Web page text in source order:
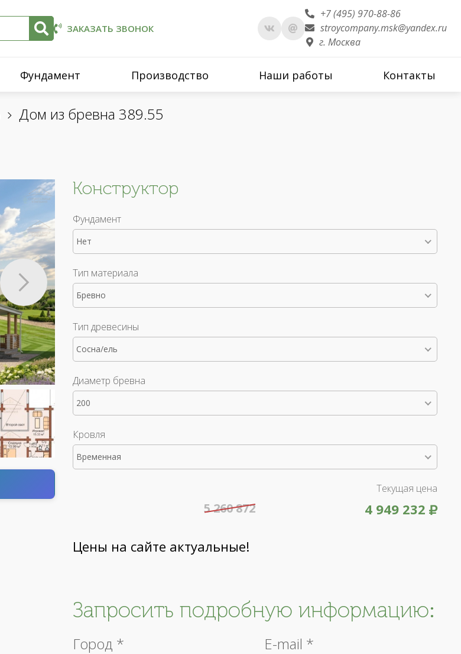
ЗАКАЗАТЬ ЗВОНОК
+7 (495) 970-88-86
stroycompany.msk@yandex.ru
г. Москва
Фундамент Производство Наши работы Контакты
Дом из бревна 389.55
Конструктор
Фундамент
Нет
Тип материала
Бревно
Тип древесины
Сосна/ель
Диаметр бревна
200
Кровля
Временная
Текущая цена
4 949 232
5 260 872
Цены на сайте актуальные!
Запросить подробную информацию:
Город * E-mail *